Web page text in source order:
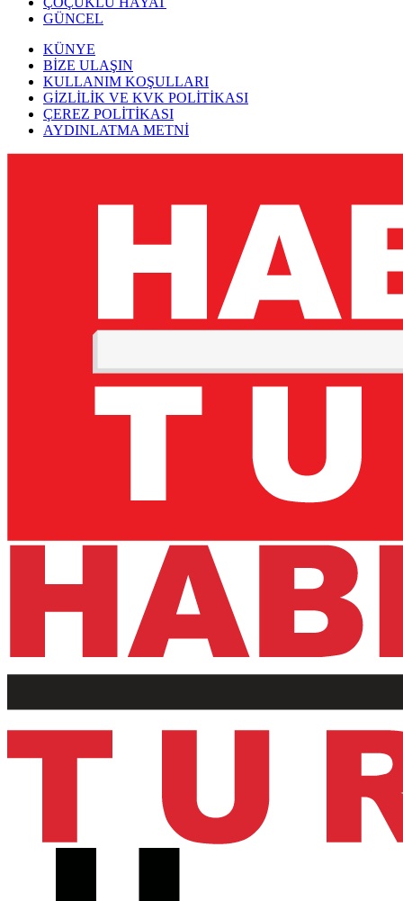
GÜNCEL
KÜNYE
BİZE ULAŞIN
KULLANIM KOŞULLARI
GİZLİLİK VE KVK POLİTİKASI
ÇEREZ POLİTİKASI
AYDINLATMA METNİ